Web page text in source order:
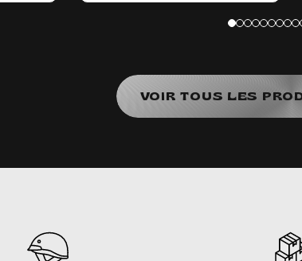
VOIR TOUS LES